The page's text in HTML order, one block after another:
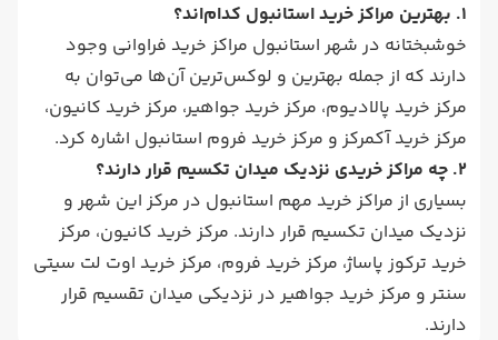
1. بهترین مراکز خرید استانبول کدام‌اند؟
خوشبختانه در شهر استانبول مراکز خرید فراوانی وجود
دارند که از جمله بهترین و لوکس‌ترین آن‌ها می‌توان به
مرکز خرید پالادیوم، مرکز خرید جواهیر، مرکز خرید کانیون،
مرکز خرید آکمرکز و مرکز خرید فروم استانبول اشاره کرد.
2. چه مراکز خریدی نزدیک میدان تکسیم قرار دارند؟
بسیاری از مراکز خرید مهم استانبول در مرکز این شهر و
نزدیک میدان تکسیم قرار دارند. مرکز خرید کانیون، مرکز
خرید ترکوز پاساژ، مرکز خرید فروم، مرکز خرید اوت لت سیتی
سنتر و مرکز خرید جواهیر در نزدیکی میدان تقسیم قرار
دارند.